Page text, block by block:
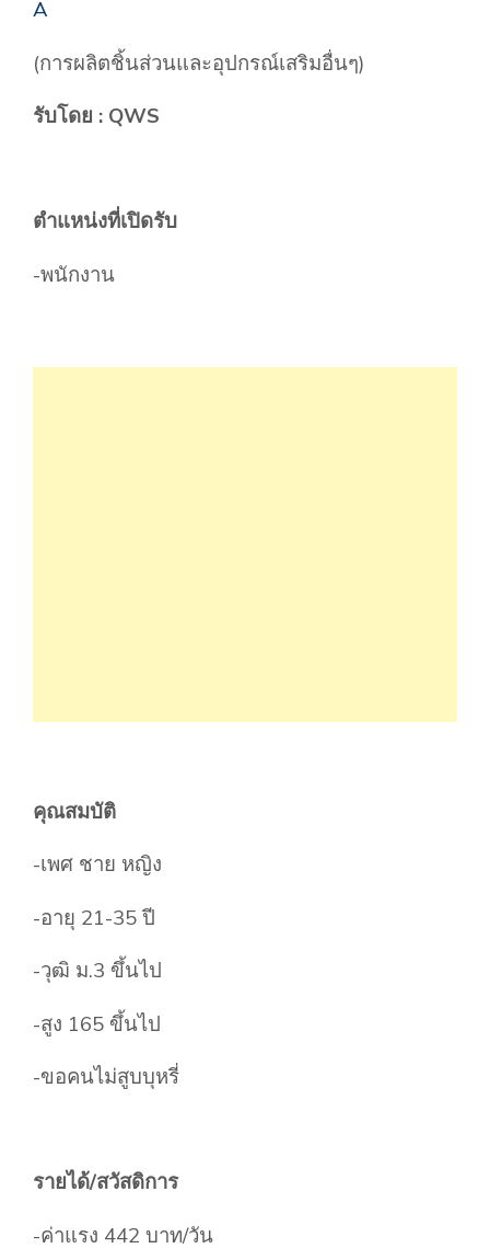
A
(การผลิตชิ้นส่วนและอุปกรณ์เสริมอื่นๆ)
รับโดย : QWS
ตำแหน่งที่เปิดรับ
-พนักงาน
คุณสมบัติ
-เพศ ชาย หญิง
-อายุ 21-35 ปี
-วุฒิ ม.3 ขึ้นไป
-สูง 165 ขึ้นไป
-ขอคนไม่สูบบุหรี่
รายได้/สวัสดิการ
-ค่าแรง 442 บาท/วัน